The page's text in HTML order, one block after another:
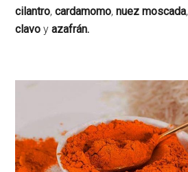
cilantro,cardamomo,nuez moscada,
clavo yazafrán.